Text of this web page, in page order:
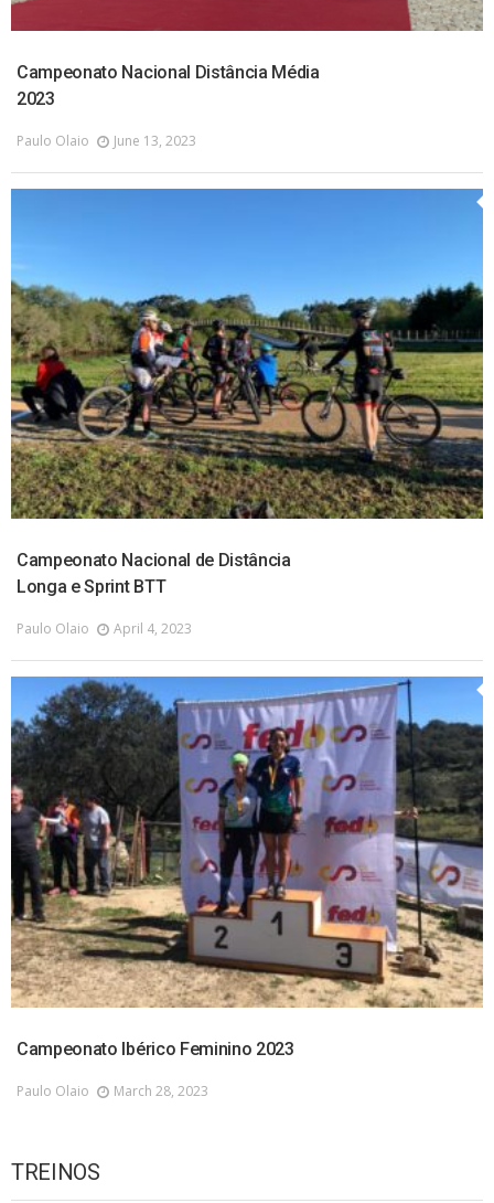
Campeonato Nacional Distância Média
2023
Paulo Olaio June 13, 2023
Campeonato Nacional de Distância
Longa e Sprint BTT
Paulo Olaio April 4, 2023
Campeonato Ibérico Feminino 2023
Paulo Olaio March 28, 2023
TREINOS